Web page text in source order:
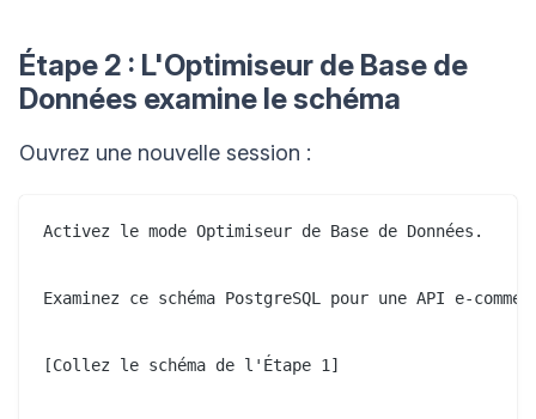
Étape 2 : L'Optimiseur de Base de
Données examine le schéma
Ouvrez une nouvelle session :
Activez le mode Optimiseur de Base de Données.
Examinez ce schéma PostgreSQL pour une API e-
[Collez le schéma de l'Étape 1]